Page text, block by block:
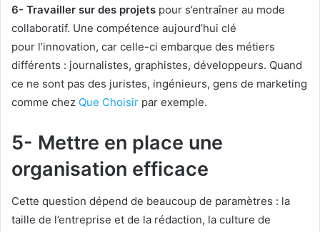
6- Travailler sur des projets pour s’entraîner au mode
collaboratif. Une compétence aujourd’hui clé
pour l’innovation, car celle-ci embarque des métiers
différents : journalistes, graphistes, développeurs. Quand
ce ne sont pas des juristes, ingénieurs, gens de marketing
comme chez Que Choisir par exemple.
5- Mettre en place une
organisation efficace
Cette question dépend de beaucoup de paramètres : la
taille de l’entreprise et de la rédaction, la culture de